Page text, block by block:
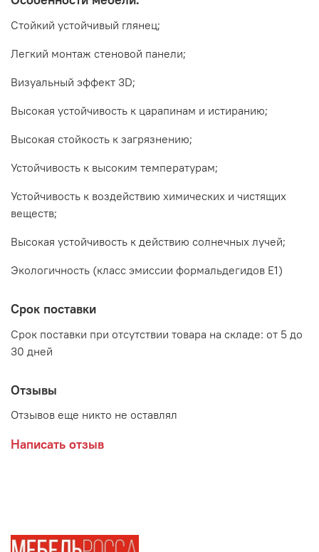
ширина 610 мм
толщина 3 мм
Внимание:Стеновая панель используется с планками 3
Производитель:
Правила установки:
1. Отмерить фартук по длине с учетом толщины стенок и
конфигураций профиля
пилы либо электролобзика
3. Соблюдать все правила и ограничения, указанные в
3.1. Отверстия под блок розеток вырезать
располагаться возле мойки и электро или газовой
плиты, в обязательном порядке нужно обработать
Стойкий устойчивый глянец;
Легкий монтаж стеновой панели;
Визуальный эффект 3D;
Высокая устойчивость к царапинам и истиранию;
Высокая стойкость к загрязнению;
Устойчивость к высоким температурам;
Устойчивость к воздействию химических и чистящих
веществ;
Высокая устойчивость к действию солнечных лучей;
Экологичность (класс эмиссии формальдегидов Е1)
Срок поставки
Срок поставки при отсутствии товара на складе: от 5 до
30 дней
Отзывы
Отзывов еще никто не оставлял
Написать отзыв